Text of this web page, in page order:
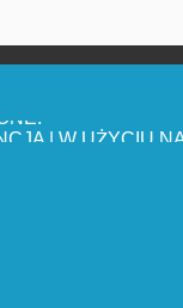
| W UŻYCIU